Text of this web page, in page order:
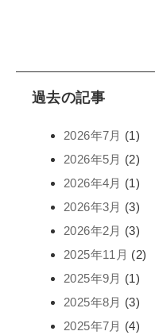
過去の記事
2026年7月 (1)
2026年5月 (2)
2026年4月 (1)
2026年3月 (3)
2026年2月 (3)
2025年11月 (2)
2025年9月 (1)
2025年8月 (3)
2025年7月 (4)